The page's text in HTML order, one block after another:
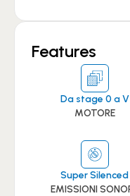
Features
Da stage 0 a V
MOTORE
Super Silenced
EMISSIONI